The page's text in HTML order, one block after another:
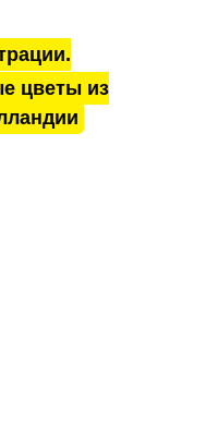
цветы из